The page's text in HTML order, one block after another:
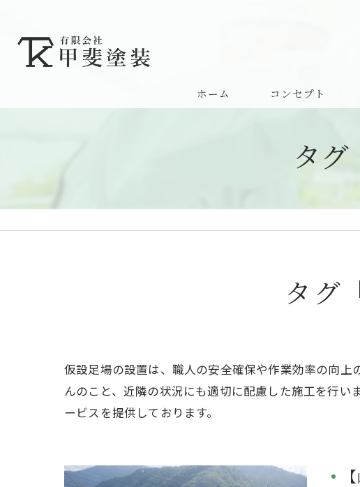
ホーム コンセプト
タ
タグ
仮設足場の設置は、職人の安全確保や作業効率の向
んのこと、近隣の状況にも適切に配慮した施工を行
ービスを提供しております。